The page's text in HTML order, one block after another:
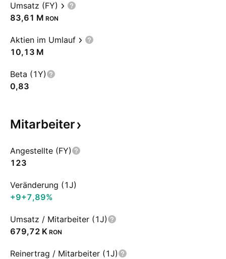
Umsatz (FY)
‪83,61 M‬ RON
Aktien im Umlauf
‪10,13 M‬
Beta (1Y)
0,83
Mitarbeiter
Angestellte (FY)
123
Veränderung (1J)
+9+7,89%
Umsatz / Mitarbeiter (1J)
‪679,72 K‬ RON
Reinertrag / Mitarbeiter (1J)